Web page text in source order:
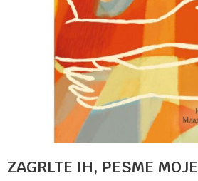
ZAGRLTE IH, PESME MOJE